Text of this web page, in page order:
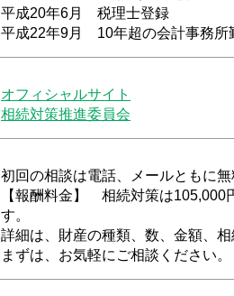
平成20年6月 税理士登録
平成22年9月 10年超の会計事務所
オフィシャルサイト
相続対策推進委員会
初回の相談は電話、メールともに無
【報酬料金】 相続対策は105,000
す。
詳細は、財産の種類、数、金額、
まずは、お気軽にご相談ください。